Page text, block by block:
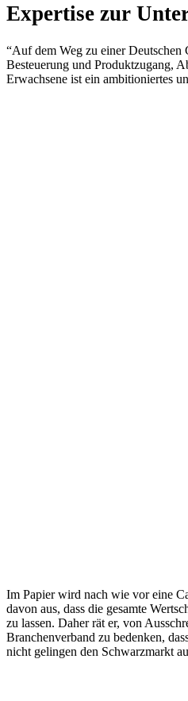
Expertise zur
“Auf dem Weg zu einer Deutschen
Besteuerung und Produktzugang,
Erwachsene ist ein ambitioniertes
Im Papier wird nach wie vor eine
davon aus, dass die gesamte
zu lassen. Daher rät er, von
Branchenverband zu bedenken,
nicht gelingen den Schwarzmarkt